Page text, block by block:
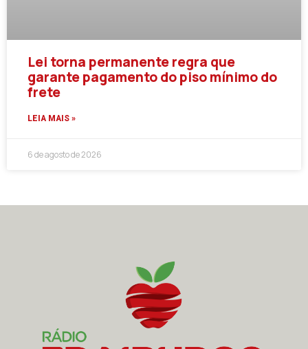
Lei torna permanente regra que
garante pagamento do piso mínimo do
frete
LEIA MAIS »
6 de agosto de 2026